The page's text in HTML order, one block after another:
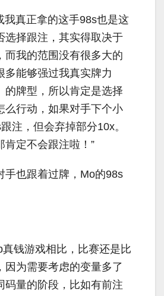
我真正拿的这手98s也是这
选择跟注，其实得取决于
而我的范围没有很多大的
多能够强过我真实牌力
的牌型，所以肯定是选择
么行动，如果对手下个小
跟注，但会弃掉部分10x。
肯定不会跟注啦！”
也跟着过牌， Mo的98s
真钱游戏相比，比赛还是比
因为需要考虑的变量多了
码量的阶段，比如有前注